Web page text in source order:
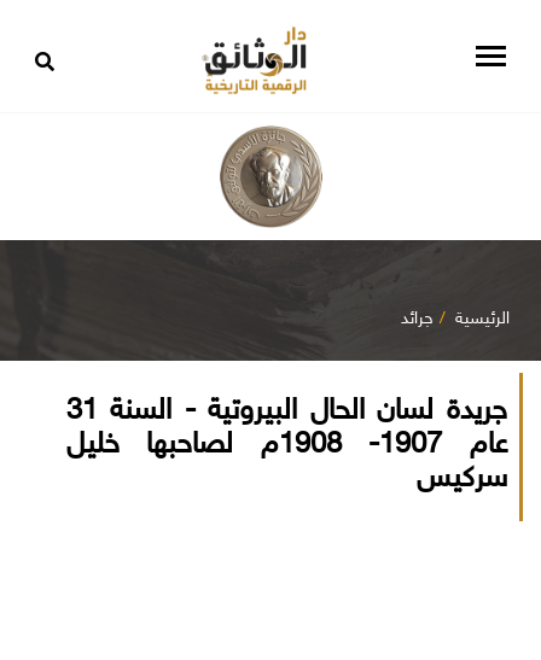
الرئيسية جرائد
جريدة لسان الحال البيروتية - السنة 31
عام 1907- 1908م لصاحبها خليل
سركيس